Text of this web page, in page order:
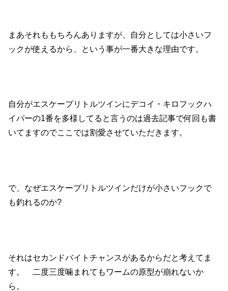
まあそれももちろんありますが、自分としては小さいフ
ックが使えるから、という事が一番大きな理由です。
自分がエスケープリトルツインにデコイ・キロフックハ
イパーの1番を多様してると言うのは過去記事で何回も書
いてますのでここでは割愛させていただきます。
で、なぜエスケープリトルツインだけが小さいフックで
も釣れるのか?
それはセカンドバイトチャンスがあるからだと考えてま
す。 二度三度噛まれてもワームの原型が崩れないか
ら。